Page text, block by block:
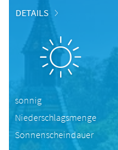
DETAILS
sonnig
Niederschlagsmenge
Sonnenscheindauer